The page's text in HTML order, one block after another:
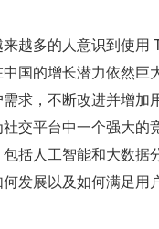
越多的人意识到使用
国的增长潜力依然巨
求，不断改进并增加
交平台中一个强大的
括人工智能和大数据
发展以及如何满足用